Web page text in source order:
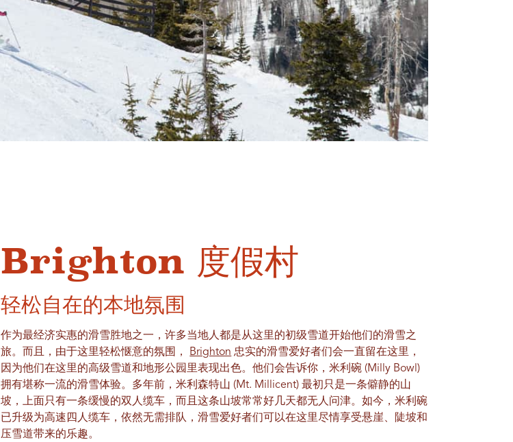
Brighton 度假村
轻松自在的本地氛围
作为最经济实惠的滑雪胜地之一，许多当地人都是从这里的初级雪道开始他们的滑雪之
旅。而且，由于这里轻松惬意的氛围，
Brighton 忠实的滑雪爱好者们会一直留在这里，
因为他们在这里的高级雪道和地形公园里表现出色。他们会告诉你，米利碗 (Milly Bowl)
拥有堪称一流的滑雪体验。多年前，米利森特山 (Mt. Millicent) 最初只是一条僻静的山
坡，上面只有一条缓慢的双人缆车，而且这条山坡常常好几天都无人问津。如今，米利碗
已升级为高速四人缆车，依然无需排队，滑雪爱好者们可以在这里尽情享受悬崖、陡坡和
压雪道带来的乐趣。